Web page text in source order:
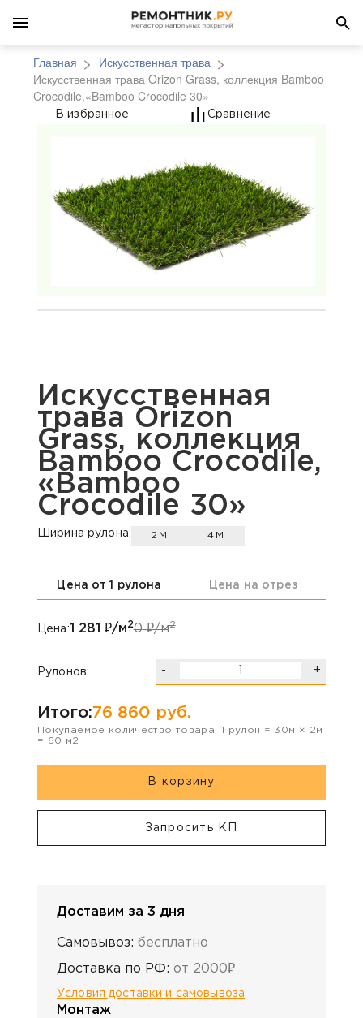
Главная
Искусственная трава
Искусственная трава Orizon Grass, коллекция Bamboo
Crocodile,«Bamboo Crocodile 30»
Искусственная
В избранное Сравнение
Искусственная
трава Orizon
Grass, коллекция
Bamboo Crocodile,
«Bamboo
Crocodile 30»
Ширина рулона: 2М 4М
Цена от 1 рулона Цена на отрез
Цена:1 281 ₽/м20₽/м2
Рулонов: - +
Итого:76 860 руб.
Покупаемое количество товара: 1 рулон = 30м × 2м
=
60 м2
В корзину
Запросить КП
Доставим за 3 дня
Самовывоз: бесплатно
Доставка по РФ: от 2000₽
Условия доставки и самовывоза
Монтаж